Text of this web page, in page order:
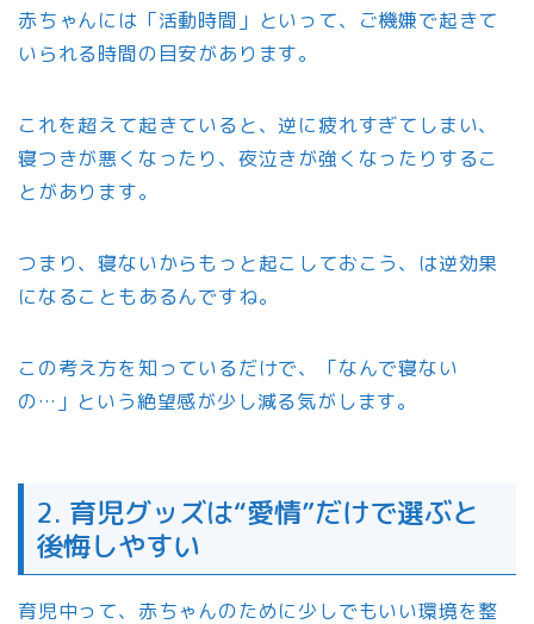
赤ちゃんには「活動時間」といって、ご機嫌で起きて
いられる時間の目安があります。
これを超えて起きていると、逆に疲れすぎてしまい、
寝つきが悪くなったり、夜泣きが強くなったりするこ
とがあります。
つまり、寝ないからもっと起こしておこう、は逆効果
になることもあるんですね。
この考え方を知っているだけで、「なんで寝ない
の…」という絶望感が少し減る気がします。
2. 育児グッズは“愛情”だけで選ぶと
後悔しやすい
育児中って、赤ちゃんのために少しでもいい環境を整